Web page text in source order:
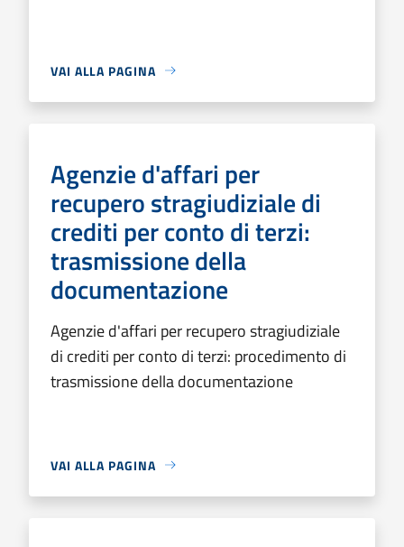
VAI ALLA PAGINA
Agenzie d'affari per
recupero stragiudiziale di
crediti per conto di terzi:
trasmissione della
documentazione
Agenzie d'affari per recupero stragiudiziale
di crediti per conto di terzi: procedimento di
trasmissione della documentazione
VAI ALLA PAGINA